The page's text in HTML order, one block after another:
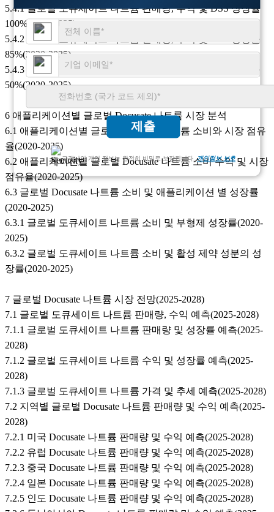
제출
고객님의 개인 정보는 완전히 비밀로 보장됩니다.개인정보 보호
5.4.1 글로벌 도큐세이트 나트륨 판매량, 수익 및 DSS 성장률
100%(2020-2025)
5.4.2 글로벌 도큐세이트 나트륨 판매량, 수익 및 DSS 성장률
85%(2020-2025)
5.4.3 글로벌 도큐세이트 나트륨 판매량, 수익 및 DSS 성장률
50%(2020-2025)
6 애플리케이션별 글로벌 Docusate 나트륨 시장 분석
6.1 애플리케이션별 글로벌 Docusate 나트륨 소비와 시장 점유
율(2020-2025)
6.2 애플리케이션별 글로벌 Docusate 나트륨 소비 수익 및 시장
점유율(2020-2025)
6.3 글로벌 Docusate 나트륨 소비 및 애플리케이션 별 성장률
(2020-2025)
6.3.1 글로벌 도큐세이트 나트륨 소비 및 부형제 성장률(2020-
2025)
6.3.2 글로벌 도큐세이트 나트륨 소비 및 활성 제약 성분의 성
장률(2020-2025)
7 글로벌 Docusate 나트륨 시장 전망(2025-2028)
7.1 글로벌 도큐세이트 나트륨 판매량, 수익 예측(2025-2028)
7.1.1 글로벌 도큐세이트 나트륨 판매량 및 성장률 예측(2025-
2028)
7.1.2 글로벌 도큐세이트 나트륨 수익 및 성장률 예측(2025-
2028)
7.1.3 글로벌 도큐세이트 나트륨 가격 및 추세 예측(2025-2028)
7.2 지역별 글로벌 Docusate 나트륨 판매량 및 수익 예측(2025-
2028)
7.2.1 미국 Docusate 나트륨 판매량 및 수익 예측(2025-2028)
7.2.2 유럽 Docusate 나트륨 판매량 및 수익 예측(2025-2028)
7.2.3 중국 Docusate 나트륨 판매량 및 수익 예측(2025-2028)
7.2.4 일본 Docusate 나트륨 판매량 및 수익 예측(2025-2028)
7.2.5 인도 Docusate 나트륨 판매량 및 수익 예측(2025-2028)